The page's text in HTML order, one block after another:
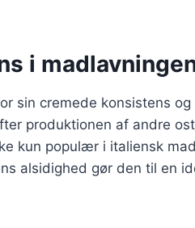
i
sin cremede konsistens og
produktionen af andre
kun populær i italiensk
alsidighed gør den til en